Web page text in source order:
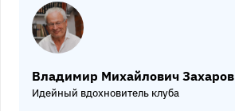
Владимир Михайлович Захаров
Идейный вдохновитель клуба